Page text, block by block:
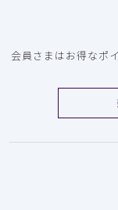
会員さまはお得なポ